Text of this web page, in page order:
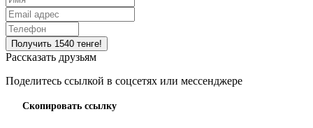
Рассказать друзьям
Поделитесь ссылкой в соцсетях или мессенджере
Скопировать ссылку